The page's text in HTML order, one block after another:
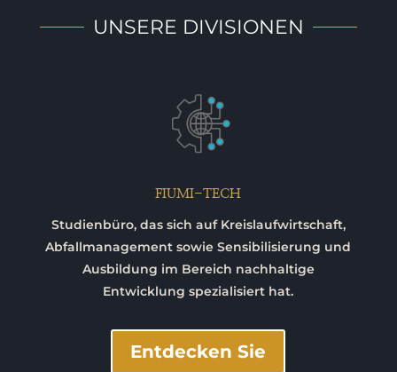
UNSERE DIVISIONEN
FIUMI-TECH
Studienbüro, das sich auf Kreislaufwirtschaft,
Abfallmanagement sowie Sensibilisierung und
Ausbildung im Bereich nachhaltige
Entwicklung spezialisiert hat.
Entdecken Sie